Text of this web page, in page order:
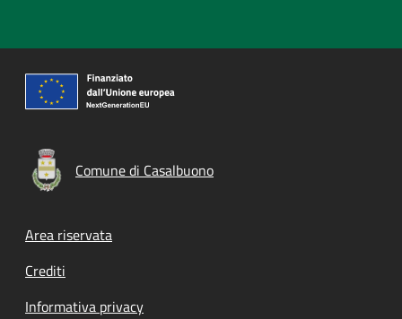
Comune di Casalbuono
Footer menu
Area riservata
Crediti
Informativa privacy